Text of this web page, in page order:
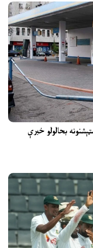
بحالولو خبرې